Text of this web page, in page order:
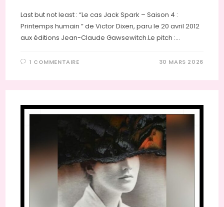
Last but not least : “Le cas Jack Spark – Saison 4 :
Printemps humain ” de Victor Dixen, paru le 20 avril 2012
aux éditions Jean-Claude Gawsewitch.Le pitch :…
1 COMMENTAIRE 30 MARS 2026